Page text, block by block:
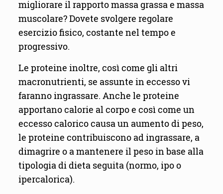
migliorare il rapporto massa grassa e massa
muscolare? Dovete svolgere regolare
esercizio fisico, costante nel tempo e
progressivo.
Le proteine inoltre, così come gli altri
macronutrienti, se assunte in eccesso vi
faranno ingrassare. Anche le proteine
apportano calorie al corpo e così come un
eccesso calorico causa un aumento di peso,
le proteine contribuiscono ad ingrassare, a
dimagrire o a mantenere il peso in base alla
tipologia di dieta seguita (normo, ipo o
ipercalorica).